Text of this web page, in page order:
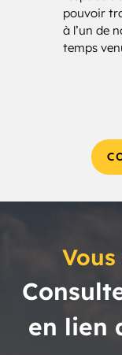
pouvoir
à l’un de
temps
en lien